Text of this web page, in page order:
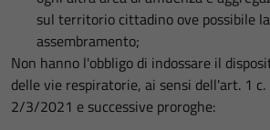
sul territorio cittadino ove possibile
assembramento;
Non hanno l'obbligo di indossare il
delle vie respiratorie, ai sensi dell'art. 1 c.
2/3/2021 e successive proroghe: